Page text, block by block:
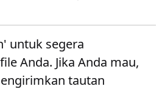
untuk segera
Anda. Jika Anda mau,
tautan